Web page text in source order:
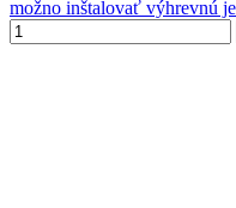
možno inštalovať výhrevnú